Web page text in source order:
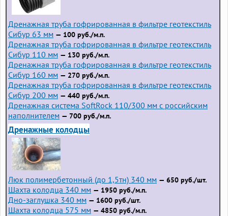
Дренажная труба гофрированная в фильтре геотекстиль
Сибур 63 мм — 100 руб./м.п.
Дренажная труба гофрированная в фильтре геотекстиль
Сибур 110 мм — 130 руб./м.п.
Дренажная труба гофрированная в фильтре геотекстиль
Сибур 160 мм — 270 руб./м.п.
Дренажная труба гофрированная в фильтре геотекстиль
Сибур 200 мм — 440 руб./м.п.
Дренажная система SoftRock 110/300 мм с российским
наполнителем — 700 руб./м.п.
Дренажные колодцы
Люк полимербетонный (до 1,5тн) 340 мм — 650 руб./шт.
Шахта колодца 340 мм — 1950 руб./м.п.
Дно-заглушка 340 мм — 1600 руб./шт.
Шахта колодца 575 мм — 4850 руб./м.п.